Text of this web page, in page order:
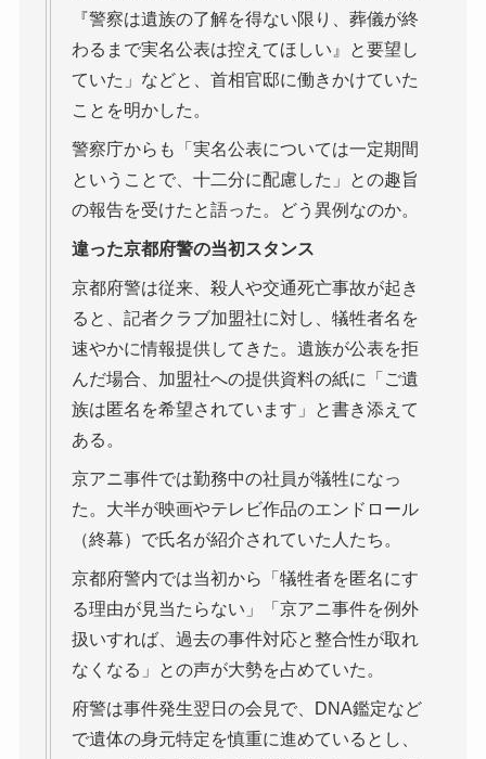
『警察は遺族の了解を得ない限り、葬儀が終
わるまで実名公表は控えてほしい』と要望し
ていた」などと、首相官邸に働きかけていた
ことを明かした。
警察庁からも「実名公表については一定期間
ということで、十二分に配慮した」との趣旨
の報告を受けたと語った。どう異例なのか。
違った京都府警の当初スタンス
京都府警は従来、殺人や交通死亡事故が起き
ると、記者クラブ加盟社に対し、犠牲者名を
速やかに情報提供してきた。遺族が公表を拒
んだ場合、加盟社への提供資料の紙に「ご遺
族は匿名を希望されています」と書き添えて
ある。
京アニ事件では勤務中の社員が犠牲になっ
た。大半が映画やテレビ作品のエンドロール
（終幕）で氏名が紹介されていた人たち。
京都府警内では当初から「犠牲者を匿名にす
る理由が見当たらない」「京アニ事件を例外
扱いすれば、過去の事件対応と整合性が取れ
なくなる」との声が大勢を占めていた。
府警は事件発生翌日の会見で、DNA鑑定など
で遺体の身元特定を慎重に進めているとし、